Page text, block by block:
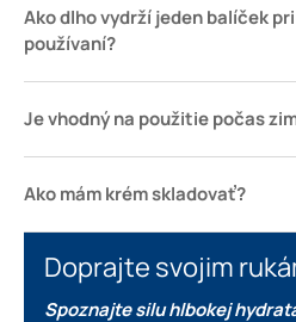
Ako dlho vydrží jeden balíček
používaní?
Je vhodný na použitie počas
Ako mám krém skladovať?
Doprajte svojim
Spoznajte silu hlbokej